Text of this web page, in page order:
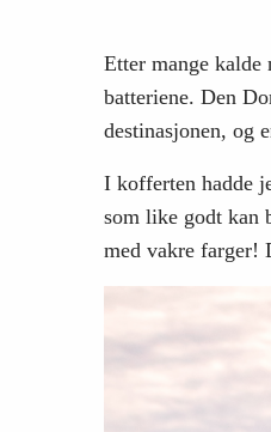
Etter mange kalde
batteriene. Den
destinasjonen, og
I kofferten hadde
som like godt kan
med vakre farger!